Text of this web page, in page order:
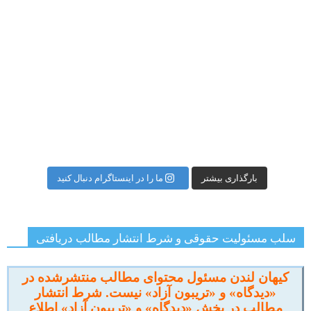
بارگذاری بیشتر ما را در اینستاگرام دنبال کنید
سلب مسئولیت حقوقی و شرط انتشار مطالب دریافتی
کیهان لندن مسئول محتوای مطالب منتشرشده در
«دیدگاه» و «تریبون آزاد» نیست. شرط انتشار
مطالب در بخش «دیدگاه» و «تریبون آزاد» اطلاع